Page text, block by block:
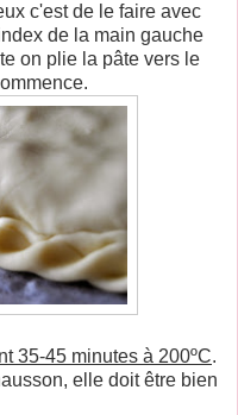
c'est de le faire avec
de la main gauche
on plie la pâte vers le
35-45 minutes à 200ºC.
elle doit être bien